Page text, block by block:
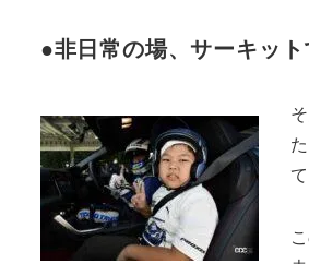
●非日常の場、サーキッ